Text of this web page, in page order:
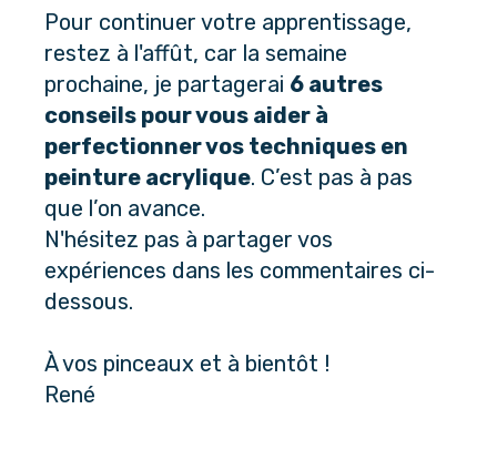
Pour continuer votre apprentissage,
restez à l'affût, car la semaine
prochaine, je partagerai 6 autres
conseils pour vous aider à
perfectionner vos techniques en
peinture acrylique. C’est pas à pas
que l’on avance.
N'hésitez pas à partager vos
expériences dans les commentaires ci-
dessous.
À vos pinceaux et à bientôt !
René